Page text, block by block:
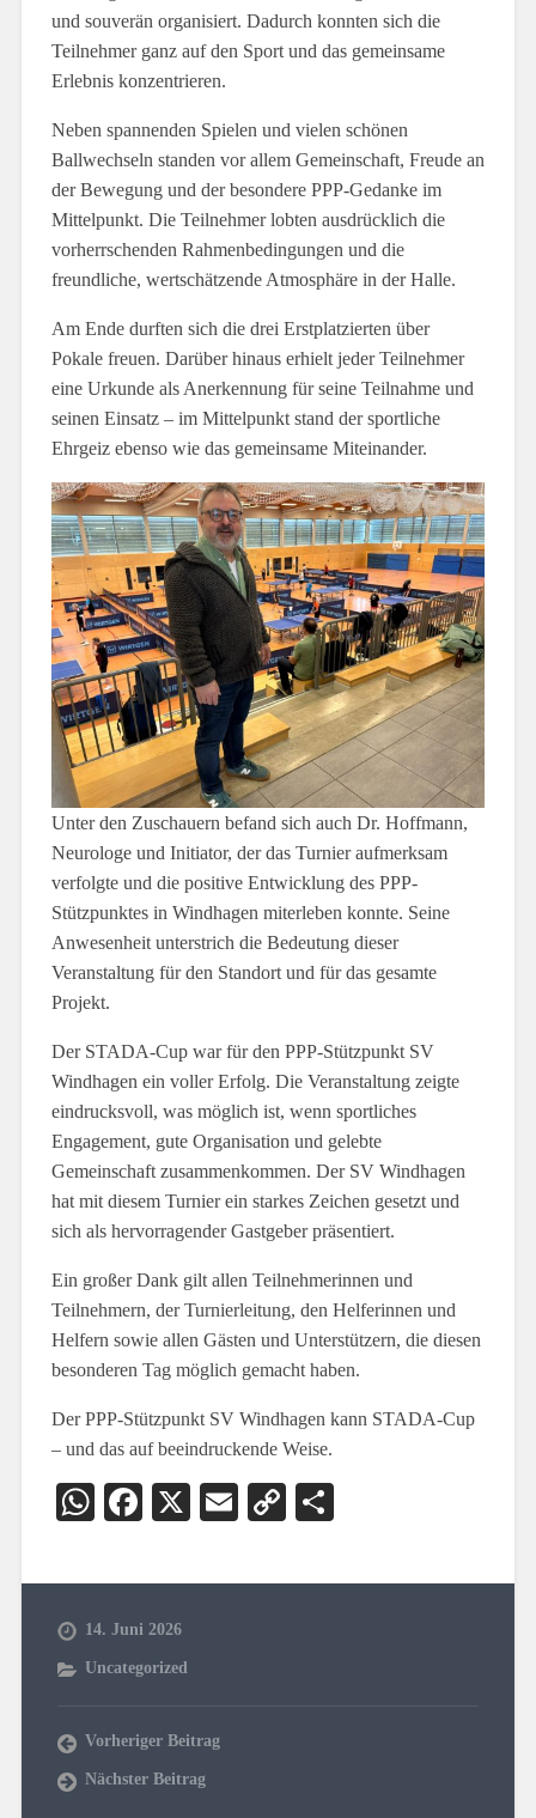
und souverän organisiert. Dadurch konnten sich die
Teilnehmer ganz auf den Sport und das gemeinsame
Erlebnis konzentrieren.
Neben spannenden Spielen und vielen schönen
Ballwechseln standen vor allem Gemeinschaft, Freude an
der Bewegung und der besondere PPP-Gedanke im
Mittelpunkt. Die Teilnehmer lobten ausdrücklich die
vorherrschenden Rahmenbedingungen und die
freundliche, wertschätzende Atmosphäre in der Halle.
Am Ende durften sich die drei Erstplatzierten über
Pokale freuen. Darüber hinaus erhielt jeder Teilnehmer
eine Urkunde als Anerkennung für seine Teilnahme und
seinen Einsatz – im Mittelpunkt stand der sportliche
Ehrgeiz ebenso wie das gemeinsame Miteinander.
Unter den Zuschauern befand sich auch Dr. Hoffmann,
Neurologe und Initiator, der das Turnier aufmerksam
verfolgte und die positive Entwicklung des PPP-
Stützpunktes in Windhagen miterleben konnte. Seine
Anwesenheit unterstrich die Bedeutung dieser
Veranstaltung für den Standort und für das gesamte
Projekt.
Der STADA-Cup war für den PPP-Stützpunkt SV
Windhagen ein voller Erfolg. Die Veranstaltung zeigte
eindrucksvoll, was möglich ist, wenn sportliches
Engagement, gute Organisation und gelebte
Gemeinschaft zusammenkommen. Der SV Windhagen
hat mit diesem Turnier ein starkes Zeichen gesetzt und
sich als hervorragender Gastgeber präsentiert.
Ein großer Dank gilt allen Teilnehmerinnen und
Teilnehmern, der Turnierleitung, den Helferinnen und
Helfern sowie allen Gästen und Unterstützern, die diesen
besonderen Tag möglich gemacht haben.
Der PPP-Stützpunkt SV Windhagen kann STADA-Cup
– und das auf beeindruckende Weise.
WhatsApp
Facebook
X EmailCopy
14. Juni 2026
Uncategorized
Vorheriger Beitrag
Nächster Beitrag